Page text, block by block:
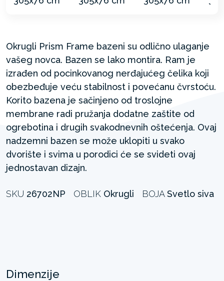
Okrugli Prism Frame bazeni su odlično ulaganje
vašeg novca. Bazen se lako montira. Ram je
izrađen od pocinkovanog nerđajućeg čelika koji
obezbeđuje veću stabilnost i povećanu čvrstoću.
Korito bazena je sačinjeno od troslojne
membrane radi pružanja dodatne zaštite od
ogrebotina i drugih svakodnevnih oštećenja. Ovaj
nadzemni bazen se može uklopiti u svako
dvorište i svima u porodici će se svideti ovaj
jednostavan dizajn.
SKU 26702NP OBLIK Okrugli BOJASvetlo siva
Dimenzije